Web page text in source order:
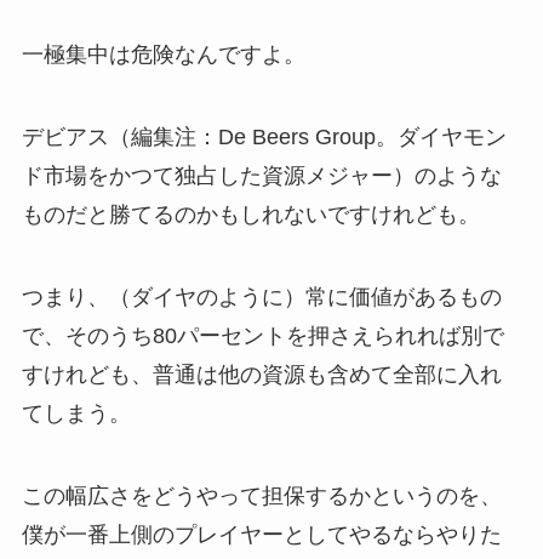
一極集中は危険なんですよ。
デビアス（編集注：De Beers Group。ダイヤモン
ド市場をかつて独占した資源メジャー）のような
ものだと勝てるのかもしれないですけれども。
つまり、（ダイヤのように）常に価値があるもの
で、そのうち80パーセントを押さえられれば別で
すけれども、普通は他の資源も含めて全部に入れ
てしまう。
この幅広さをどうやって担保するかというのを、
僕が一番上側のプレイヤーとしてやるならやりた